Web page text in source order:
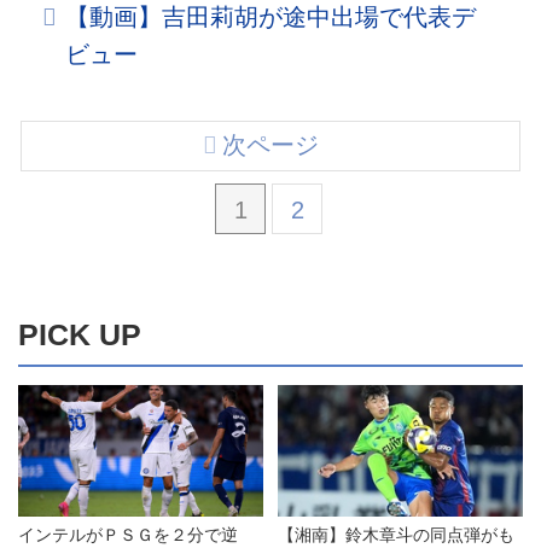
【動画】吉田莉胡が途中出場で代表デ
ビュー
1 2
次ページ
PICK UP
インテルがＰＳＧを２分で逆 【湘南】鈴木章斗の同点弾がも